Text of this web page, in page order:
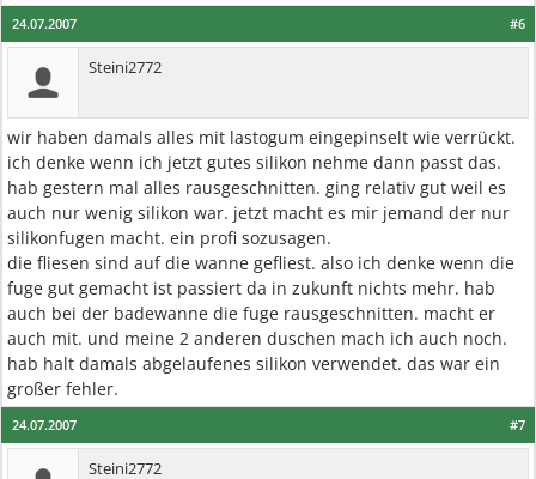
#6
24.07.2007
Steini2772
wir haben damals alles mit lastogum eingepinselt wie verrückt.
ich denke wenn ich jetzt gutes silikon nehme dann passt das.
hab gestern mal alles rausgeschnitten. ging relativ gut weil es
auch nur wenig silikon war. jetzt macht es mir jemand der nur
silikonfugen macht. ein profi sozusagen.
die fliesen sind auf die wanne gefliest. also ich denke wenn die
fuge gut gemacht ist passiert da in zukunft nichts mehr. hab
auch bei der badewanne die fuge rausgeschnitten. macht er
auch mit. und meine 2 anderen duschen mach ich auch noch.
hab halt damals abgelaufenes silikon verwendet. das war ein
großer fehler.
#7
24.07.2007
Steini2772